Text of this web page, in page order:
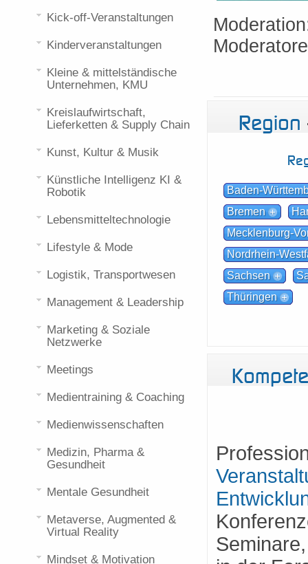
Region
Baden-
Bremen
Mecklenburg-
Nordrhein-
Sachsen
Thüringen
Kick-off-Veranstaltungen
Kinderveranstaltungen
Kleine & mittelständische
Unternehmen, KMU
Kreislaufwirtschaft,
Lieferketten & Supply Chain
Kunst, Kultur & Musik
Künstliche Intelligenz KI &
Robotik
Lebensmitteltechnologie
Lifestyle & Mode
Logistik, Transportwesen
Management & Leadership
Marketing & Soziale
Netzwerke
Meetings
Medientraining & Coaching
Medienwissenschaften
Medizin, Pharma &
Gesundheit
Mentale Gesundheit
Metaverse, Augmented &
Virtual Reality
Mindset & Motivation